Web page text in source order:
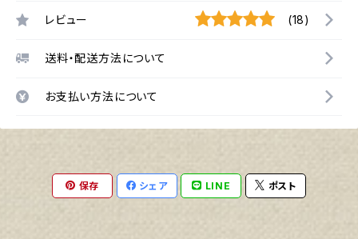
レビュー (18)
送料・配送方法について
お支払い方法について
保存 シェア LINE ポスト